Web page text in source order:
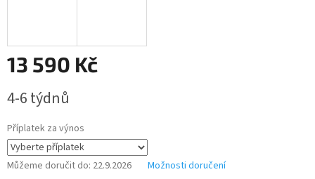
13 590 Kč
cena:
4-6 týdnů
Příplatek za výnos
Můžeme doručit do: 22.9.2026 Možnosti doručení